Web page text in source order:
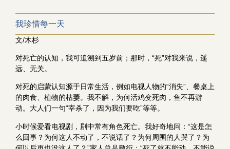
我珍惜每一天
文/木杉
对死亡的认知，我可追溯到五岁前；那时，“死”对我来说，遥
远、无关。
对死的启蒙认知源于日常生活，例如电视人物的“消失”、餐桌上
的肉食、植物的枯萎。我不解，为何活鸡变死肉，鱼不再游
动。大人们一句“宰杀了，因为我们要吃”等等。
小时候爱看电视剧，剧中常有角色死亡。我好奇地问：“这是怎
么回事？为何这人不动了，不说话了？为何周围的人哭了？为